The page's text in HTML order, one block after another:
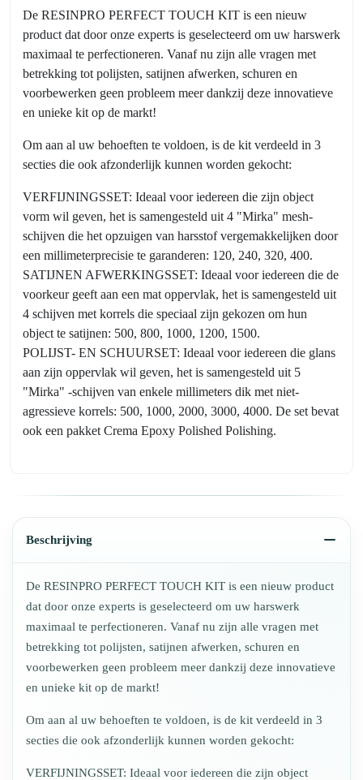
One
een
perfect
resultaat!
De RESINPRO PERFECT TOUCH KIT is een nieuw
product dat door onze experts is geselecteerd om uw harswerk
maximaal te perfectioneren. Vanaf nu zijn alle vragen met
betrekking tot polijsten, satijnen afwerken, schuren en
voorbewerken geen probleem meer dankzij deze innovatieve
en unieke kit op de markt!
Om aan al uw behoeften te voldoen, is de kit verdeeld in 3
secties die ook afzonderlijk kunnen worden gekocht:
VERFIJNINGSSET: Ideaal voor iedereen die zijn object
vorm wil geven, het is samengesteld uit 4 "Mirka" mesh-
schijven die het opzuigen van harsstof vergemakkelijken door
een millimeterprecisie te garanderen: 120, 240, 320, 400.
SATIJNEN AFWERKINGSSET: Ideaal voor iedereen die de
voorkeur geeft aan een mat oppervlak, het is samengesteld uit
4 schijven met korrels die speciaal zijn gekozen om hun
object te satijnen: 500, 800, 1000, 1200, 1500.
POLIJST- EN SCHUURSET: Ideaal voor iedereen die glans
aan zijn oppervlak wil geven, het is samengesteld uit 5
"Mirka" -schijven van enkele millimeters dik met niet-
agressieve korrels: 500, 1000, 2000, 3000, 4000. De set bevat
ook een pakket Crema Epoxy Polished Polishing.
Beschrijving
De RESINPRO PERFECT TOUCH KIT is een nieuw product
dat door onze experts is geselecteerd om uw harswerk
maximaal te perfectioneren. Vanaf nu zijn alle vragen met
betrekking tot polijsten, satijnen afwerken, schuren en
voorbewerken geen probleem meer dankzij deze innovatieve
en unieke kit op de markt!
Om aan al uw behoeften te voldoen, is de kit verdeeld in 3
secties die ook afzonderlijk kunnen worden gekocht:
VERFIJNINGSSET: Ideaal voor iedereen die zijn object